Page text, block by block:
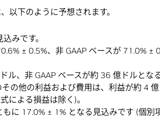
以下のように予想されます。
みです。
± 0.5%、非 GAAP ベースが 71.0% ±
ル、非 GAAP ベースが約 36 億ドルとな
その他の利益および費用は、利益が約 4
による損益は除く)。
に 17.0% ± 1% となる見込みです (個別